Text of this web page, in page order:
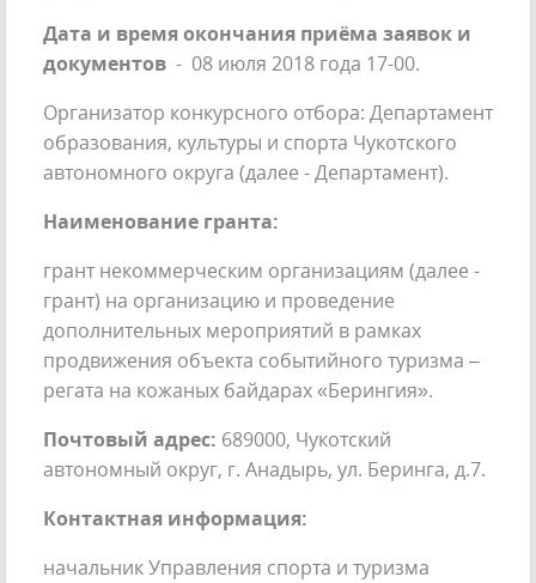
Дата и время окончания приёма заявок и
документов - 08 июля 2018 года 17-00.
Организатор конкурсного отбора: Департамент
образования, культуры и спорта Чукотского
автономного округа (далее - Департамент).
Наименование гранта:
грант некоммерческим организациям (далее -
грант) на организацию и проведение
дополнительных мероприятий в рамках
продвижения объекта событийного туризма –
регата на кожаных байдарах «Берингия».
Почтовый адрес: 689000, Чукотский
автономный округ, г. Анадырь, ул. Беринга, д.7.
Контактная информация:
начальник Управления спорта и туризма